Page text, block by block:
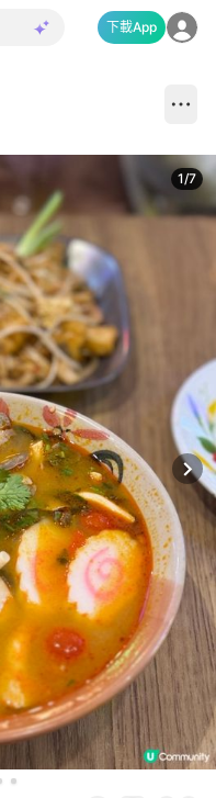
下載App
1/7